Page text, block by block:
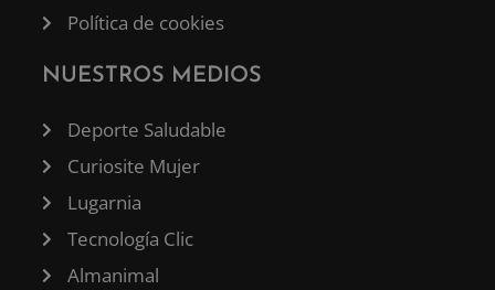
Política de cookies
NUESTROS MEDIOS
Deporte Saludable
Curiosite Mujer
Lugarnia
Tecnología Clic
Almanimal